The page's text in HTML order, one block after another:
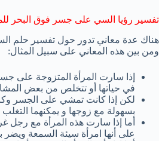
تفسير رؤيا السي على جسر فوق البحر
هناك عدة معاني تدور حول تفسير حلم
ومن بين هذه المعاني على سبيل المثال:
إذا سارت المرأة المتزوجة على
في حياتها أو تتخلص من بعض
لكن إذا كانت تمشي على الجسر
بسهولة مع زوجها و يمكنهما
أما إذا سارت هذه المرأة مع رجل
على أنها امرأة سيئة السمعة